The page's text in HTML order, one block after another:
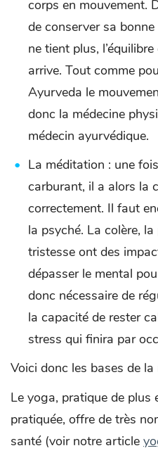
corps en mouvement.
de conserver sa
ne tient plus,
arrive. Tout comme
Ayurveda le
donc la médecine
médecin ayurvédique.
La méditation : une
carburant, il a alors la
correctement. Il faut
la psyché. La colère,
tristesse ont des
dépasser le mental
donc nécessaire de
la capacité de rester
stress qui finira par
Voici donc les bases de
Le yoga, pratique de plus
pratiquée, offre de très
santé (voir notre article